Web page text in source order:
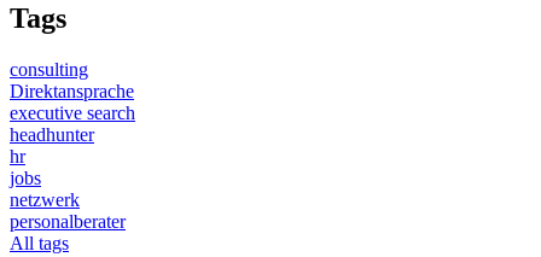
Tags
consulting
Direktansprache
executive search
headhunter
hr
jobs
netzwerk
personalberater
All tags